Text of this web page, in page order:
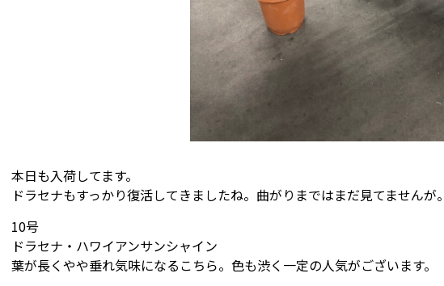
本日も入荷してます。
ドラセナもすっかり復活してきましたね。曲がりまではまだ見てませんが
10号
ドラセナ・ハワイアンサンシャイン
葉が長くやや垂れ気味になるこちら。色も渋く一定の人気がございます。